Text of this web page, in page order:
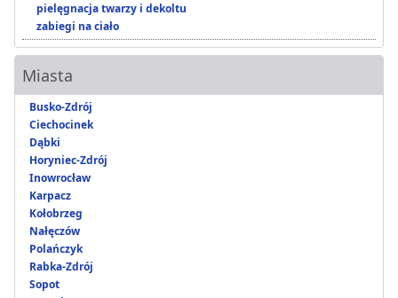
pielęgnacja twarzy i dekoltu
zabiegi na ciało
Miasta
Busko-Zdrój
Ciechocinek
Dąbki
Horyniec-Zdrój
Inowrocław
Karpacz
Kołobrzeg
Nałęczów
Polańczyk
Rabka-Zdrój
Sopot